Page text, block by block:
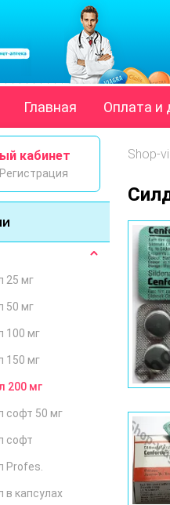
Главная Оплата и
кабинет
25 мг
50 мг
100 мг
150 мг
200 мг
софт 50 мг
софт
Profes.
в капсулах
Shop-